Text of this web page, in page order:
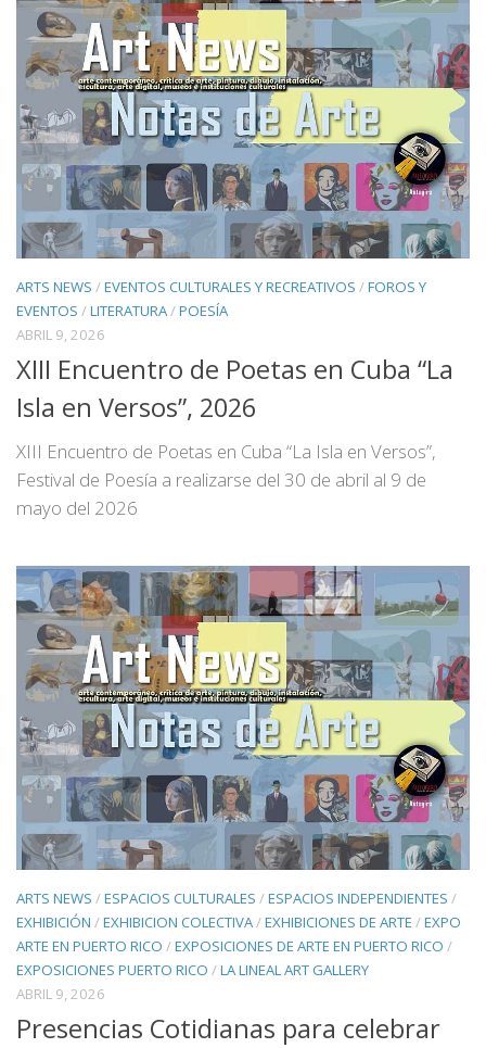
ARTS NEWS /EVENTOS CULTURALES Y RECREATIVOS /FOROS Y
EVENTOS /LITERATURA/POESÍA
ABRIL 9, 2026
XIII Encuentro de Poetas en Cuba “La
Isla en Versos”, 2026
XIII Encuentro de Poetas en Cuba “La Isla en Versos”,
Festival de Poesía a realizarse del 30 de abril al 9 de
mayo del 2026
ARTS NEWS /ESPACIOS CULTURALES /ESPACIOS INDEPENDIENTES /
EXHIBICIÓN /EXHIBICION COLECTIVA/EXHIBICIONES DE ARTE /EXPO
ARTE EN PUERTO RICO /EXPOSICIONES DE ARTE EN PUERTO RICO /
EXPOSICIONES PUERTO RICO /LA LINEAL ART GALLERY
ABRIL 9, 2026
Presencias Cotidianas para celebrar